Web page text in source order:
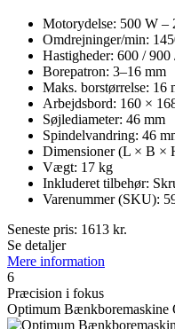
Motorydelse: 500 W –
Omdrejninger/min:
Hastigheder: 600 /
Borepatron: 3–16 mm
Maks. borstørrelse: 16
Arbejdsbord: 160 ×
Søjlediameter: 46 mm
Spindelvandring: 46
Dimensioner (L × B ×
Vægt: 17 kg
Inkluderet tilbehør:
Varenummer (SKU):
Seneste pris: 1613 kr.
Se detaljer
Mere information
6
Præcision i fokus
Optimum